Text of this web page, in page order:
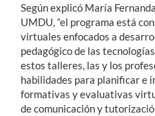
Según explicó María
UMDU, “el programa está
virtuales enfocados a
pedagógico de las
estos talleres, las y los
habilidades para planificar e
formativas y evaluativas
de comunicación y